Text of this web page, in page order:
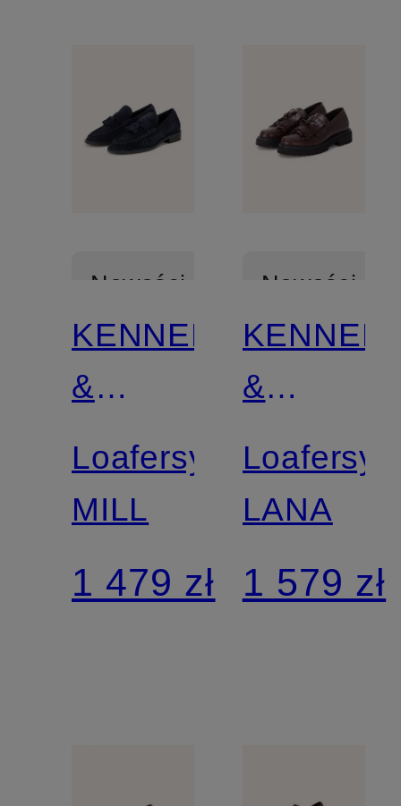
Nowości
KENNEL
&
SCHMENGER
Loafersy
MILL
1 479 zł
Nowości
Z
certyfikatem
KENNEL
&
Loafersy
LANA
1 579 zł